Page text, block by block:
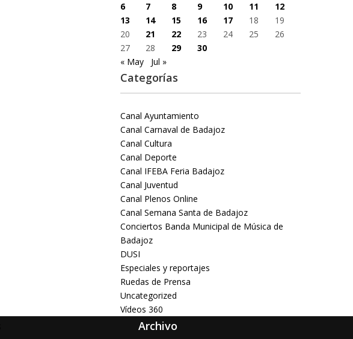
6
7 8 9 10 11
12
13
14 15 16 17 18
19
20
21 22 23 24 25
26
27
28 29
30
« May
Jul »
Categorías
Canal Ayuntamiento
Canal Carnaval de Badajoz
Canal Cultura
Canal Deporte
Canal IFEBA Feria Badajoz
Canal Juventud
Canal Plenos Online
Canal Semana Santa de Badajoz
Conciertos Banda Municipal de Música de
Badajoz
DUSI
Especiales y reportajes
Ruedas de Prensa
Uncategorized
Vídeos 360
Archivo